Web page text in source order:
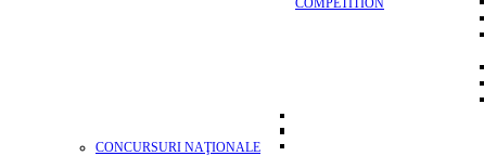
COMPETITION
CONCURSURI NAŢIONALE